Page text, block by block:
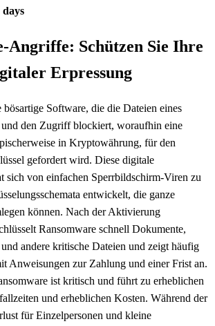
days
Angriffe: Schützen Sie Ihre
Erpressung
bösartige Software, die die Dateien eines
und den Zugriff blockiert, woraufhin eine
in Kryptowährung, für den
gefordert wird. Diese digitale
sich von einfachen Sperrbildschirm-Viren zu
entwickelt, die ganze
können. Nach der Aktivierung
Ransomware schnell Dokumente,
andere kritische Dateien und zeigt häufig
Anweisungen zur Zahlung und einer Frist an.
ist kritisch und führt zu erheblichen
und erheblichen Kosten. Während der
für Einzelpersonen und kleine